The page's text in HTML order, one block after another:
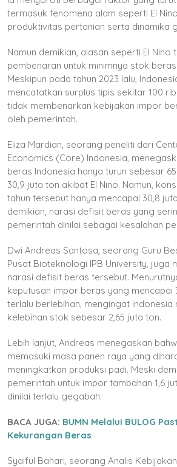
termasuk fenomena alam seperti El
produktivitas pertanian serta dinamika
Namun demikian, alasan seperti El
pembenaran untuk minimnya stok
Meskipun pada tahun 2023 lalu,
mencatatkan surplus tipis sekitar 100
tidak membenarkan kebijakan impor
oleh pemerintah.
Eliza Mardian, seorang peneliti dari
Economics (Core) Indonesia,
beras Indonesia hanya turun sebesar
30,9 juta ton akibat El Nino. Namun,
tahun tersebut hanya mencapai 30,8
demikian, narasi defisit beras yang
pemerintah dinilai sebagai kesalahan
Dwi Andreas Santosa, seorang Guru
Pusat Bioteknologi IPB University, juga
narasi defisit beras tersebut.
keputusan impor beras yang mencapai
terlalu berlebihan, mengingat Indonesia
kelebihan stok sebesar 2,65 juta ton.
Lebih lanjut, Andreas menegaskan
memasuki masa panen raya yang
meningkatkan produksi padi. Meski
pemerintah untuk impor tambahan 1,6
dinilai terlalu gegabah.
BACA JUGA: BUMN Melalui BULOG
Kekurangan Beras
Syaiful Bahari, seorang Analis